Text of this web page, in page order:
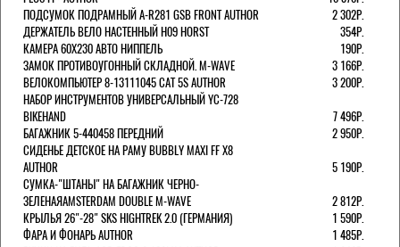
ПОДСУМОК ПОДРАМНЫЙ A-R281 GSB FRONT AUTHOR
2 302Р.
ДЕРЖАТЕЛЬ ВЕЛО НАСТЕННЫЙ H09 HORST
354Р.
КАМЕРА 60X230 АВТО НИППЕЛЬ
190Р.
ЗАМОК ПРОТИВОУГОННЫЙ СКЛАДНОЙ. M-WAVE
3 166Р.
ВЕЛОКОМПЬЮТЕР 8-13111045 CAT 5S AUTHOR
3 200Р.
НАБОР ИНСТРУМЕНТОВ УНИВЕРСАЛЬНЫЙ YC-728
BIKEHAND
7 496Р.
БАГАЖНИК 5-440458 ПЕРЕДНИЙ
2 950Р.
СИДЕНЬЕ ДЕТСКОЕ НА РАМУ BUBBLY MAXI FF X8
AUTHOR
5 190Р.
СУМКА-"ШТАНЫ" НА БАГАЖНИК ЧЕРНО-
ЗЕЛЕНАЯAMSTERDAM DOUBLE M-WAVE
2 812Р.
КРЫЛЬЯ 26"-28" SKS HIGHTREK 2.0 (ГЕРМАНИЯ)
1 590Р.
ФАРА И ФОНАРЬ AUTHOR
1 485Р.